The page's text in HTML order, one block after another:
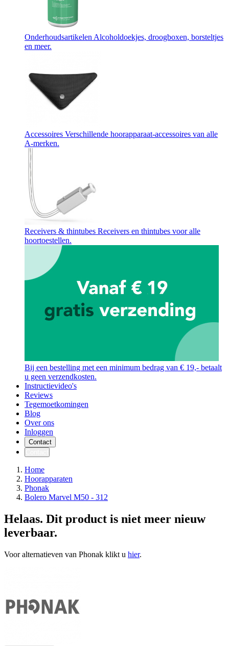
Onderhoudsartikelen Alcoholdoekjes, droogboxen, borsteltjes
en meer.
Accessoires Verschillende hoorapparaat-accessoires van alle
A-merken.
Receivers & thintubes Receivers en thintubes voor alle
hoortoestellen.
Bij een bestelling met een minimum bedrag van € 19,- betaalt
u geen verzendkosten.
Instructievideo's
Reviews
Tegemoetkomingen
Blog
Over ons
Inloggen
Contact
Home
Hoorapparaten
Phonak
Bolero Marvel M50 - 312
Helaas. Dit product is niet meer nieuw
leverbaar.
Voor alternatieven van Phonak klikt u hier.